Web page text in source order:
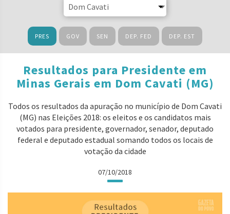
PRES GOV SEN DEP. FED DEP. EST
Resultados para Presidente em
Minas Gerais em Dom Cavati (MG)
Todos os resultados da apuração no município de Dom Cavati
(MG) nas Eleições 2018: os eleitos e os candidatos mais
votados para presidente, governador, senador, deputado
federal e deputado estadual somando todos os locais de
votação da cidade
07/10/2018